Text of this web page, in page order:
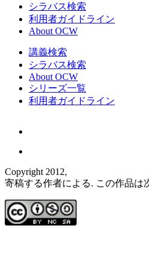
シラバス検索
利用者ガイドライン
About OCW
講義検索
シラバス検索
About OCW
シリーズ一覧
利用者ガイドライン
Copyright 2012,
寄稿する作者による. この作品は